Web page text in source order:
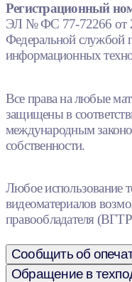
Регистрационный
ЭЛ № ФС 77-72266 от
Федеральной службой
информационных
Все права на любые
защищены в
международным
собственности.
Любое использование
видеоматериалов
правообладателя
Сообщить об
Обращение в